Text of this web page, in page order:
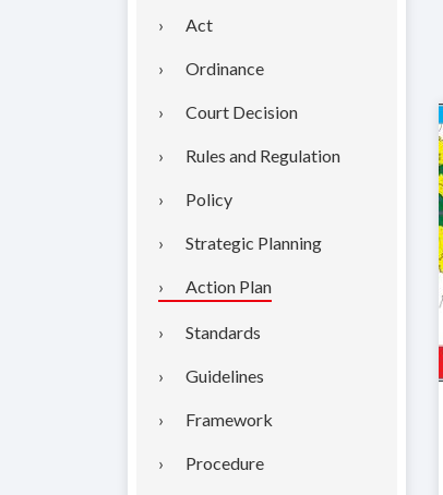
Act
Ordinance
Court Decision
Rules and Regulation
Policy
Strategic Planning
Action Plan
Standards
Guidelines
Framework
Procedure